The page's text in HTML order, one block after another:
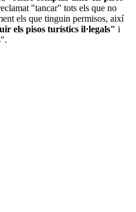
"tancar" tots els que no
els que tinguin permisos, així
els pisos turístics il·legals" i